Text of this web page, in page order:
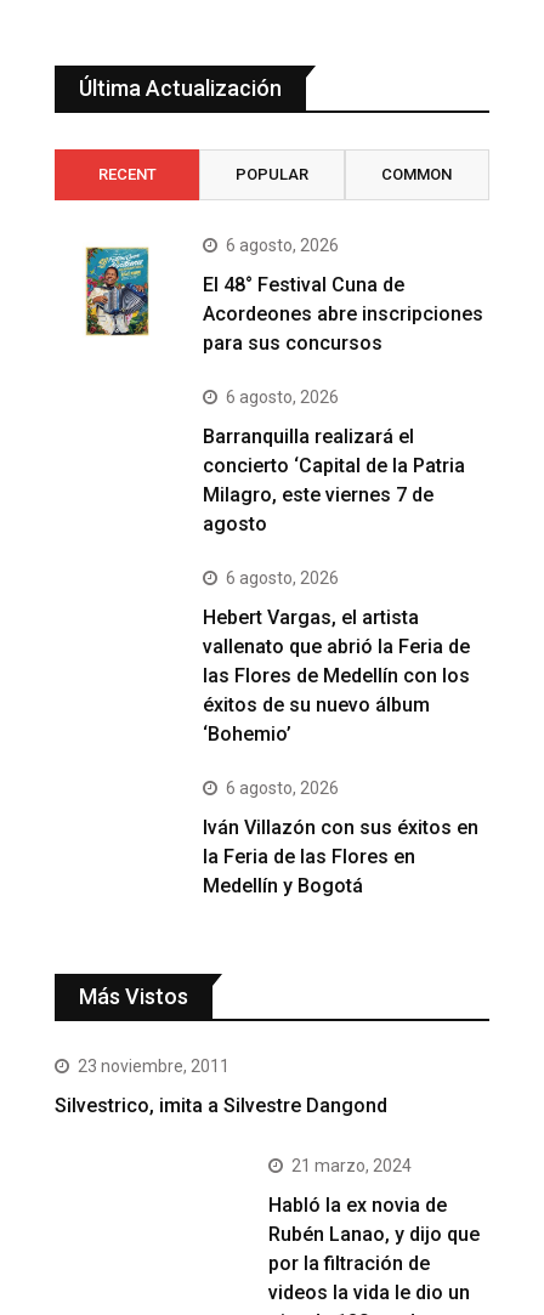
Última Actualización
RECENT POPULAR COMMON
6 agosto, 2026
El 48° Festival Cuna de
Acordeones abre inscripciones
para sus concursos
6 agosto, 2026
Barranquilla realizará el
concierto ‘Capital de la Patria
Milagro, este viernes 7 de
agosto
6 agosto, 2026
Hebert Vargas, el artista
vallenato que abrió la Feria de
las Flores de Medellín con los
éxitos de su nuevo álbum
‘Bohemio’
6 agosto, 2026
Iván Villazón con sus éxitos en
la Feria de las Flores en
Medellín y Bogotá
Más Vistos
23 noviembre, 2011
Silvestrico, imita a Silvestre Dangond
21 marzo, 2024
Habló la ex novia de
Rubén Lanao, y dijo que
por la filtración de
videos la vida le dio un